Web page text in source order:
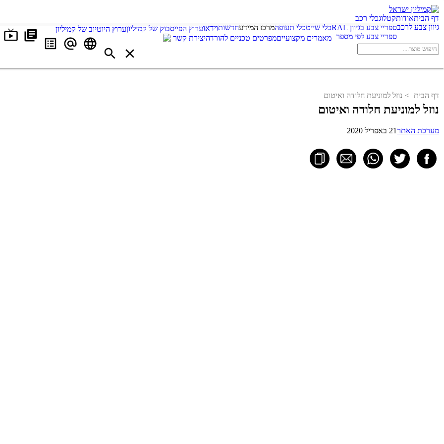
דף הביתאודותקטלוגכלי רכב
גיוון צבע לרכבספריי צבע בגיוון RAL
ספריי צבע לפי מספר
כלי שייטכלי תעופהמרכז המידעחדשותוידאוערוץ הפייסבוק של קמיליוןערוץ היוטיוב של קמיליון
מאמרים מקצועייםמפרטים טכניים להורדהיצירת קשר
דף הבית נוזל למוניעת חלודה ואיטום
נוזל למוניעת חלודה ואיטום
מערכת האתר21 באפריל 2020